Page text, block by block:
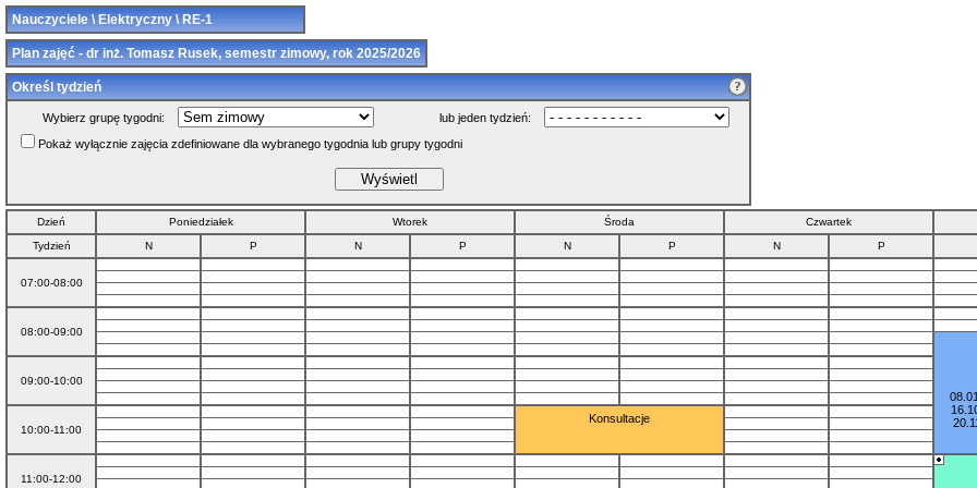
Nauczyciele \ Elektryczny \ RE-1
Plan zajęć - dr inż. Tomasz Rusek, semestr zimowy, rok 2025/2026
Określ tydzień
Wybierz grupę tygodni:
lub jeden tydzień:
Pokaż wyłącznie zajęcia zdefiniowane dla wybranego tygodnia lub grupy tygodni
Dzień Poniedziałek Wtorek Środa Czwartek
Tydzień
N P N P N P N P
07:00-08:00
08:00-09:00
09:00-10:00
10:00-11:00
11:00-12:00
Konsultacje